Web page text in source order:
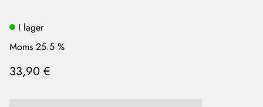
I lager
Moms 25.5 %
33,90 €